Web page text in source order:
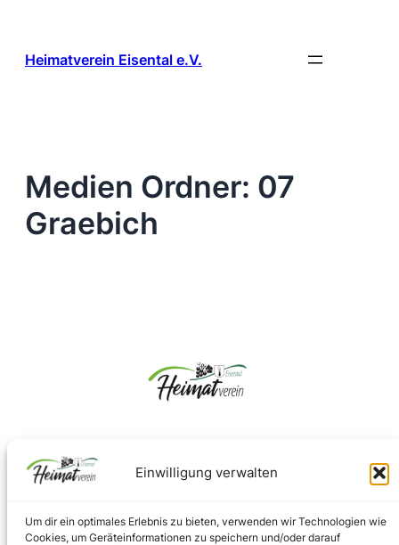
Einwilligung verwalten
Um dir ein optimales Erlebnis zu bieten, verwenden wir Technologien wie
Cookies, um Geräteinformationen zu speichern und/oder darauf
springen
Heimatverein Eisental e.V.
Medien Ordner: 07
Graebich
Impressum–Datenschutz